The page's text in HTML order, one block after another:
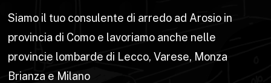
Siamo il tuo consulente di arredo ad Arosio in
provincia di Como e lavoriamo anche nelle
provincie lombarde di Lecco, Varese, Monza
Brianza e Milano